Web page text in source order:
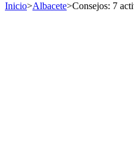
Inicio>Albacete>Consejos: 7